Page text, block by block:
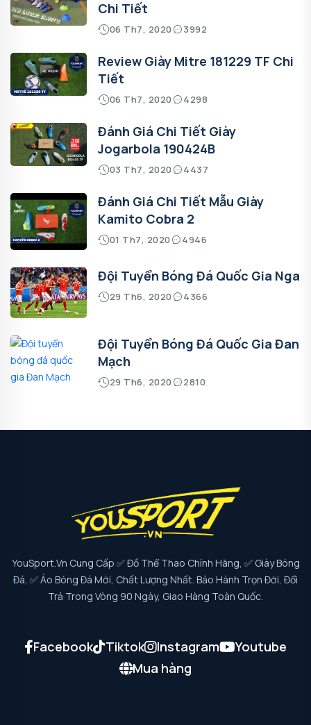
Chi Tiết
06 Th7, 2020 3992
Review Giày Mitre 181229 TF Chi
Tiết
06 Th7, 2020 4298
Đánh Giá Chi Tiết Giày
Jogarbola 190424B
03 Th7, 2020 4437
Đánh Giá Chi Tiết Mẫu Giày
Kamito Cobra 2
01 Th7, 2020 4946
Đội Tuyển Bóng Đá Quốc Gia Nga
29 Th6, 2020 4366
Đội Tuyển Bóng Đá Quốc Gia Đan
Mạch
29 Th6, 2020 2810
YouSport.vn Cung Cấp ✅ Đồ Thể Thao Chính Hãng, ✅ Giày Bóng
Đá, ✅ Áo Bóng Đá Mới, Chất Lượng Nhất. Bảo Hành Trọn Đời, Đổi
Trả Trong Vòng 90 Ngày, Giao Hàng Toàn Quốc.
Facebook Tiktok Instagram
Youtube
Mua hàng